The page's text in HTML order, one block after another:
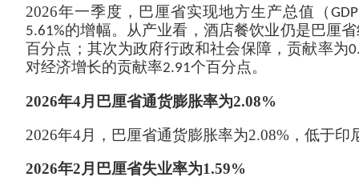
2026年一季度，巴厘省实现地方生产总值（
5.61%的增幅。从产业看，酒店餐饮业仍是巴厘
百分点；其次为政府行政和社会保障，贡献率为
对经济增长的贡献率2.91个百分点。
2026年4月巴厘省通货膨胀率为2.08%
2026年4月 ， 巴厘省通货膨胀率为2.08% ，低于印
2026年2月巴厘省失业率为1.59%